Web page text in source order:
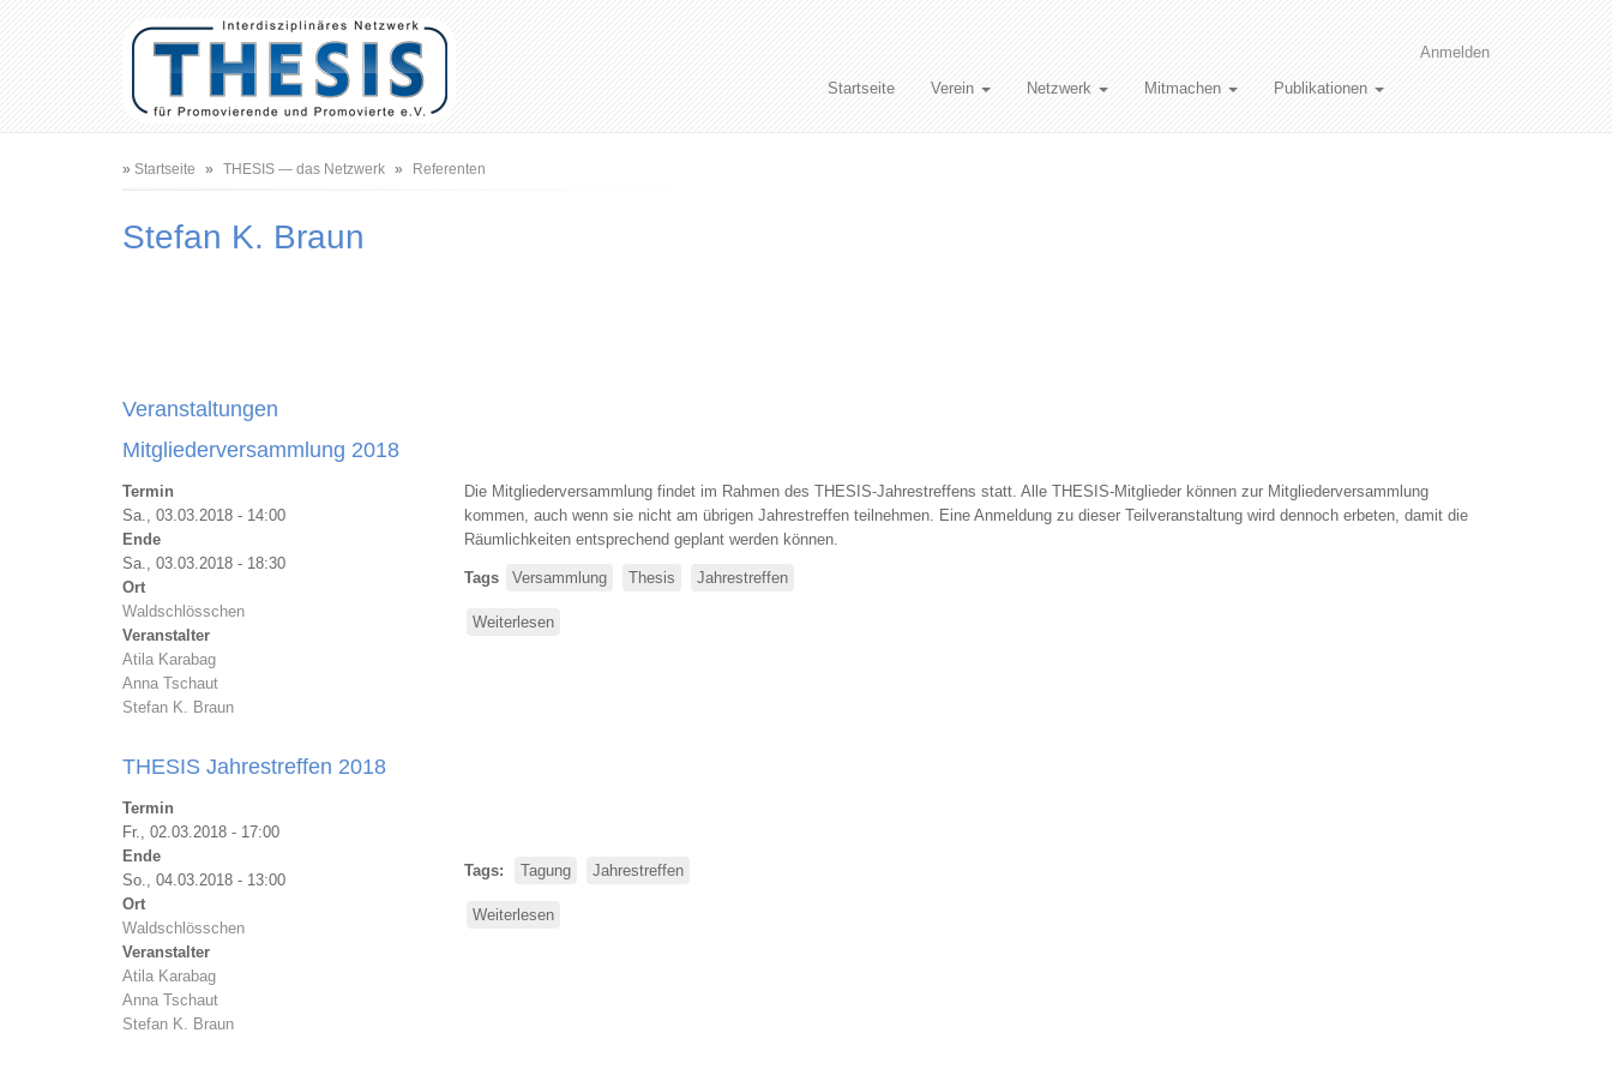
Benutzermenü
Anmelden
Hauptnavigation
Startseite Verein Netzwerk Mitmachen Publikationen
Pfadnavigation
Startseite THESIS — das Netzwerk Referenten
Stefan K. Braun
Veranstaltungen
Mitgliederversammlung 2018
Termin
Sa., 03.03.2018 - 14:00
Ende
Sa., 03.03.2018 - 18:30
Ort
Waldschlösschen
Veranstalter
Atila Karabag
Anna Tschaut
Stefan K. Braun
Die Mitgliederversammlung findet im Rahmen des THESIS-Jahrestreffens statt. Alle THESIS-Mitglieder können zur Mitgliederversammlung
kommen, auch wenn sie nicht am übrigen Jahrestreffen teilnehmen. Eine Anmeldung zu dieser Teilveranstaltung wird dennoch erbeten, damit die
Räumlichkeiten entsprechend geplant werden können.
Tags Versammlung Thesis Jahrestreffen
Weiterlesen
THESIS Jahrestreffen 2018
Termin
Fr., 02.03.2018 - 17:00
Ende
So., 04.03.2018 - 13:00
Ort
Waldschlösschen
Veranstalter
Atila Karabag
Anna Tschaut
Stefan K. Braun
Tags Tagung Jahrestreffen
Weiterlesen